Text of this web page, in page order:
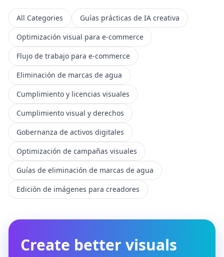
All Categories
Guías prácticas de IA creativa
Optimización visual para e-commerce
Flujo de trabajo para e-commerce
Eliminación de marcas de agua
Cumplimiento y licencias visuales
Cumplimiento visual y derechos
Gobernanza de activos digitales
Optimización de campañas visuales
Guías de eliminación de marcas de agua
Edición de imágenes para creadores
Create better visuals